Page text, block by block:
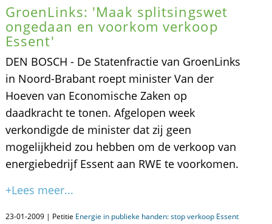
GroenLinks: 'Maak splitsingswet
ongedaan en voorkom verkoop
Essent'
DEN BOSCH - De Statenfractie van GroenLinks
in Noord-Brabant roept minister Van der
Hoeven van Economische Zaken op
daadkracht te tonen. Afgelopen week
verkondigde de minister dat zij geen
mogelijkheid zou hebben om de verkoop van
energiebedrijf Essent aan RWE te voorkomen.
+Lees meer...
23-01-2009 | Petitie Energie in publieke handen: stop verkoop Essent